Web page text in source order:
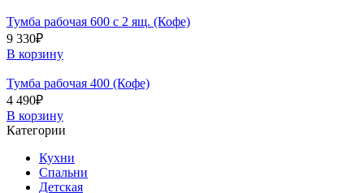
Тумба рабочая 600 с 2 ящ. (Кофе)
9 330₽
В корзину
Тумба рабочая 400 (Кофе)
4 490₽
В корзину
Категории
Кухни
Спальни
Детская